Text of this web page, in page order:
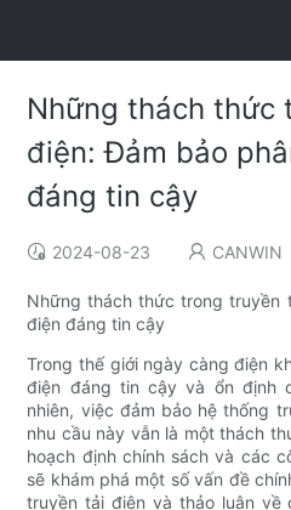
Những thách thức
điện: Đảm bảo
đáng tin cậy
2024-08-23 CANWIN
Những thách thức trong truyền
điện đáng tin cậy
Trong thế giới ngày càng điện
điện đáng tin cậy và ổn định
nhiên, việc đảm bảo hệ thống
nhu cầu này vẫn là một thách
hoạch định chính sách và các
sẽ khám phá một số vấn đề
truyền tải điện và thảo luận về